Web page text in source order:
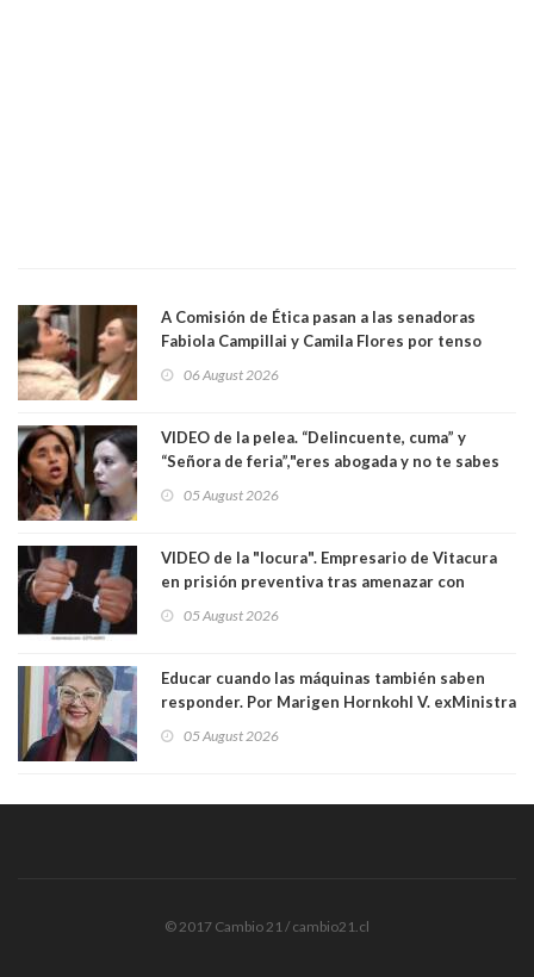
A Comisión de Ética pasan a las senadoras
Fabiola Campillai y Camila Flores por tenso
06 August 2026
VIDEO de la pelea. “Delincuente, cuma” y
“Señora de feria”,"eres abogada y no te sabes
senadoras Camila Flores y Fabiola Campillai en
05 August 2026
VIDEO de la "locura". Empresario de Vitacura
en prisión preventiva tras amenazar con
Los persiguió en potente camioneta
05 August 2026
Educar cuando las máquinas también saben
responder. Por Marigen Hornkohl V. exMinistra
05 August 2026
© 2017 Cambio 21 / cambio21.cl